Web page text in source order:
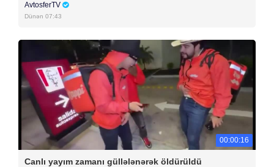
AvtosferTV
Dünən 07:43
00:00:16
Canlı yayım zamanı güllələnərək öldürüldü